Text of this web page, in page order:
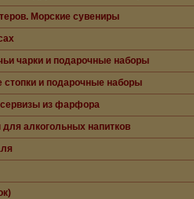
Морские сувениры
чарки и подарочные наборы
стопки и подарочные наборы
из фарфора
алкогольных напитков